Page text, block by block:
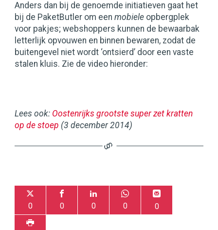
Anders dan bij de genoemde initiatieven gaat het
bij de PaketButler om een mobiele opbergplek
voor pakjes; webshoppers kunnen de bewaarbak
letterlijk opvouwen en binnen bewaren, zodat de
buitengevel niet wordt ‘ontsierd’ door een vaste
stalen kluis. Zie de video hieronder:
Lees ook: Oostenrijks grootste super zet kratten
op de stoep (3 december 2014)
0 0 0 0 0